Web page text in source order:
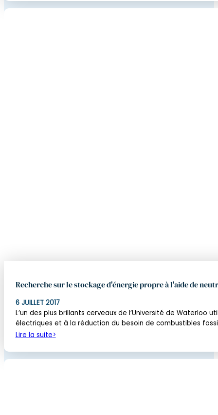
Recherche sur le stockage d'énergie propre à l'aide de
6 JUILLET 2017
L’un des plus brillants cerveaux de l’Université de
électriques et à la réduction du besoin de combustibles
Lire la suite